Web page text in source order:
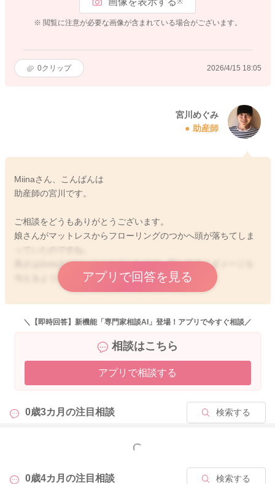
※ 閲覧に注意が必要な画像が含まれている場合がございます。
0クリップ 2026/4/15 18:05
宮川めぐみ
助産師
Miinaさん、こんばんは
助産師の宮川です。
ご相談をどうもありがとうございます。
娘さんがマットレスからフローリングのつかへ頭が落ちてしま
高さは2cmほどということでしたので、脳へ大きくダメージを
与えるような強い衝撃にはならないかと思います。
娘さんも驚いたり、書かれていたように1人になったから、眠気
があって泣いていたかもしれません。
その後普段通りに機嫌よく過ごしていて、哺乳状況にも変化は
なく、繰り返し吐き戻しをしてぐったりするようなこともない
ようでしたら、そのまま様子を見ていただいていいと思います
どうぞよろしくお願いします。
アプリで回答を見る
＼【即時回答】新機能「専門家相談AI」登場！アプリで今すぐ相談／
相談はこちら
アプリで相談する
0歳3カ月の注目相談 検索する
もっと見る
0歳4カ月の注目相談 検索する